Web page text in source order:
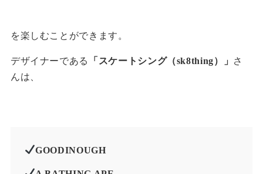
を楽しむことができます。
デザイナーである 「スケートシング（sk8thing）」
さ
んは、
GOODINOUGH